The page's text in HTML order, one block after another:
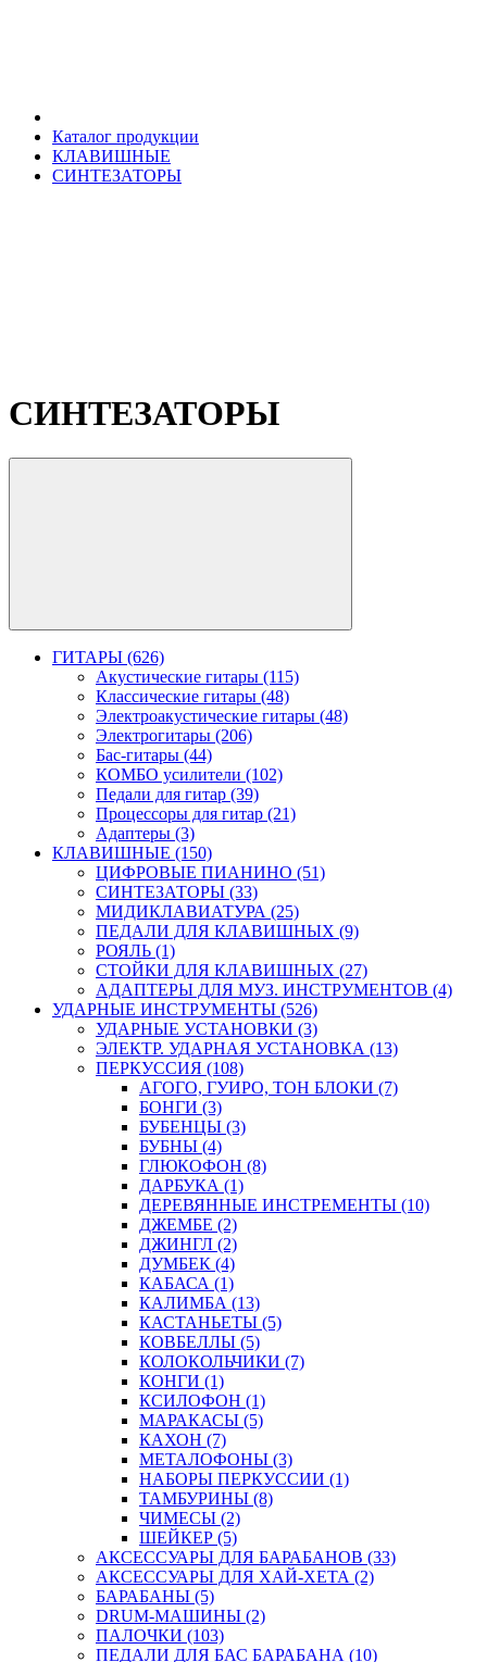
Каталог продукции
КЛАВИШНЫЕ
СИНТЕЗАТОРЫ
СИНТЕЗАТОРЫ
ГИТАРЫ (626)
Акустические гитары (115)
Классические гитары (48)
Электроакустические гитары (48)
Электрогитары (206)
Бас-гитары (44)
КОМБО усилители (102)
Педали для гитар (39)
Процессоры для гитар (21)
Адаптеры (3)
КЛАВИШНЫЕ (150)
ЦИФРОВЫЕ ПИАНИНО (51)
СИНТЕЗАТОРЫ (33)
МИДИКЛАВИАТУРА (25)
ПЕДАЛИ ДЛЯ КЛАВИШНЫХ (9)
РОЯЛЬ (1)
СТОЙКИ ДЛЯ КЛАВИШНЫХ (27)
АДАПТЕРЫ ДЛЯ МУЗ. ИНСТРУМЕНТОВ (4)
УДАРНЫЕ ИНСТРУМЕНТЫ (526)
УДАРНЫЕ УСТАНОВКИ (3)
ЭЛЕКТР. УДАРНАЯ УСТАНОВКА (13)
ПЕРКУССИЯ (108)
АГОГО, ГУИРО, ТОН БЛОКИ (7)
БОНГИ (3)
БУБЕНЦЫ (3)
БУБНЫ (4)
ГЛЮКОФОН (8)
ДАРБУКА (1)
ДЕРЕВЯННЫЕ ИНСТРЕМЕНТЫ (10)
ДЖЕМБЕ (2)
ДЖИНГЛ (2)
ДУМБЕК (4)
КАБАСА (1)
КАЛИМБА (13)
КАСТАНЬЕТЫ (5)
КОВБЕЛЛЫ (5)
КОЛОКОЛЬЧИКИ (7)
КОНГИ (1)
КСИЛОФОН (1)
МАРАКАСЫ (5)
КАХОН (7)
МЕТАЛОФОНЫ (3)
НАБОРЫ ПЕРКУССИИ (1)
ТАМБУРИНЫ (8)
ЧИМЕСЫ (2)
ШЕЙКЕР (5)
АКСЕССУАРЫ ДЛЯ БАРАБАНОВ (33)
АКСЕССУАРЫ ДЛЯ ХАЙ-ХЕТА (2)
БАРАБАНЫ (5)
DRUM-МАШИНЫ (2)
ПАЛОЧКИ (103)
ПЕДАЛИ ДЛЯ БАС БАРАБАНА (10)